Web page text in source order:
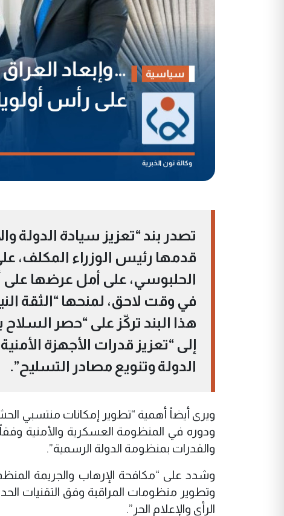
تصدر بند “تعزيز سيادة الدولة
قدمها رئيس الوزراء المكلف،
الحلبوسي، على أمل عرضها على
في وقت لاحق، لمنحها “الثقة
هذا البند تركّز على “حصر السلاح
إلى “تعزيز قدرات الأجهزة
الدولة وتنويع مصادر التسليح”.
ويرى أيضاً أهمية “تطوير إمكانات منتسبي
ودوره في المنظومة العسكرية والأمنية وفقاً
والقدرات بمنظومة الدولة الرسمية”.
وشدد على “مكافحة الإرهاب والجريمة
وتطوير منظومات المراقبة وفق التقنيات
الرأي والإعلام الحر”.